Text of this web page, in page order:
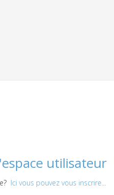
utilisateur
Ici vous pouvez vous inscrire...